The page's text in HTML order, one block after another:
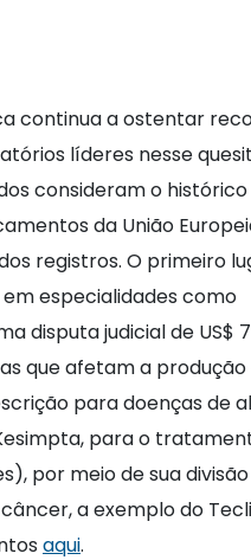
continua a ostentar
líderes nesse
consideram o histórico
da União
registros. O primeiro
especialidades como
disputa judicial de US$
que afetam a produção
para doenças de
para o
por meio de sua divisão
a exemplo do
aqui.